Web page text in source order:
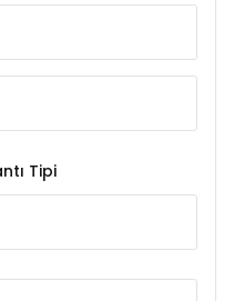
Tipi